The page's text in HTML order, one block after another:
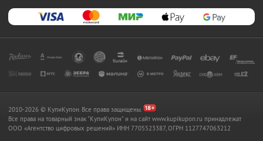
2010-2026 © КупиКупон. Все права защищены.
Все права на товарный знак "КупиКупон" и на сайт www.kupikupon.ru принадлежат
OOO «Агентство цифровых решений» ИНН 7705523387, ОГРН 1127747063212